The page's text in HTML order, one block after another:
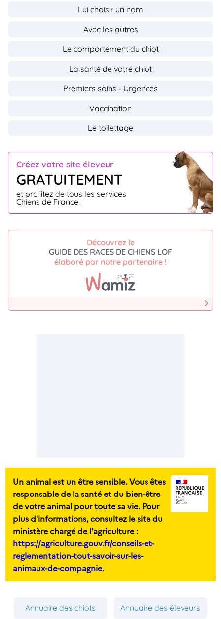
Créez votre site éleveur
GRATUITEMENT
et profitez de tous les services
Chiens de France.
Découvrez le
GUIDE DES RACES DE CHIENS LOF
élaboré par notre partenaire !
Lui choisir un nom
Avec les autres
Le comportement du chiot
La santé de votre chiot
Premiers soins - Urgences
Vaccination
Le toilettage
Un animal est un être sensible. Vous êtes
responsable de la santé et du bien-être
de votre animal pour toute sa vie. Pour
plus d'informations, consultez le site du
ministère chargé de l'agriculture :
https://agriculture.gouv.fr/conseils-et-
reglementation-tout-savoir-sur-les-
animaux-de-compagnie.
Annuaire des chiots Annuaire des éleveurs